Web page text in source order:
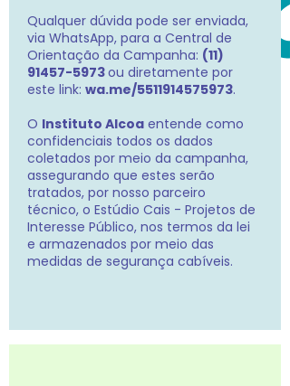
Qualquer dúvida pode ser enviada,
via WhatsApp, para a Central de
Orientação da Campanha: (11)
91457-5973ou diretamente por
este link: wa.me/5511914575973.
O Instituto Alcoa entende como
confidenciais todos os dados
coletados por meio da campanha,
assegurando que estes serão
tratados, por nosso parceiro
técnico, o Estúdio Cais - Projetos de
Interesse Público, nos termos da lei
e armazenados por meio das
medidas de segurança cabíveis.